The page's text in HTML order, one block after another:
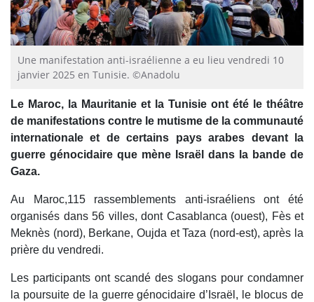
Une manifestation anti-israélienne a eu lieu vendredi 10
janvier 2025 en Tunisie. ©Anadolu
Le Maroc, la Mauritanie et la Tunisie ont été le théâtre
de manifestations contre le mutisme de la communauté
internationale et de certains pays arabes devant la
guerre génocidaire que mène Israël dans la bande de
Gaza.
Au Maroc,115 rassemblements anti-israéliens ont été
organisés dans 56 villes, dont Casablanca (ouest), Fès et
Meknès (nord), Berkane, Oujda et Taza (nord-est), après la
prière du vendredi.
Les participants ont scandé des slogans pour condamner
la poursuite de la guerre génocidaire d’Israël, le blocus de